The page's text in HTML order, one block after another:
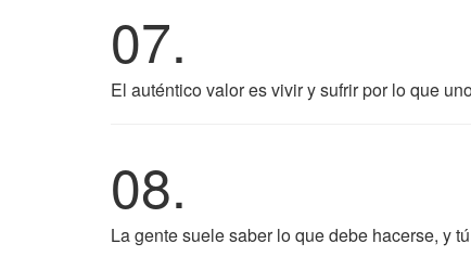
07.
El auténtico valor es vivir y sufrir por lo que
08.
La gente suele saber lo que debe hacerse, y